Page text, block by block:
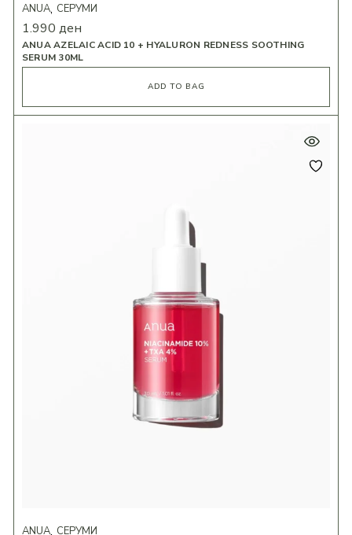
ANUA AZELAIC ACID 10 + HYALURON REDNESS SOOTHING
SERUM 30ML
ANUA СЕРУМИ
1.990 ден
ADD TO BAG
ANUA СЕРУМИ